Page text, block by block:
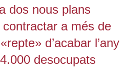
dos nous plans
contractar a més de
d’acabar l’any
desocupats